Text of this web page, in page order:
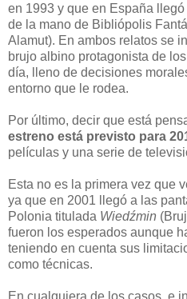
en 1993 y que en España
de la mano de Bibliópolis
Alamut). En ambos relatos se
brujo albino protagonista de
día, lleno de decisiones
entorno que le rodea.
Por último, decir que está
estreno está previsto para
películas y una serie de
Esta no es la primera vez que
ya que en 2001 llegó a las
Polonia titulada Wiedźmin
fueron los esperados aunque
teniendo en cuenta sus
como técnicas.
En cualquiera de los casos, e